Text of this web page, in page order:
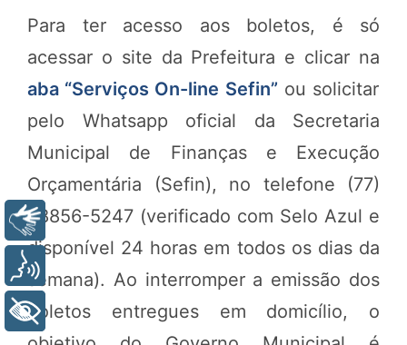
Para ter acesso aos boletos, é só
acessar o site da Prefeitura e clicar na
aba “Serviços On-line Sefin” ou solicitar
pelo Whatsapp oficial da Secretaria
Municipal de Finanças e Execução
Orçamentária (Sefin), no telefone (77)
98856-5247 (verificado com Selo Azul e
disponível 24 horas em todos os dias da
semana). Ao interromper a emissão dos
boletos entregues em domicílio, o
Libras
+ Acessibilidade